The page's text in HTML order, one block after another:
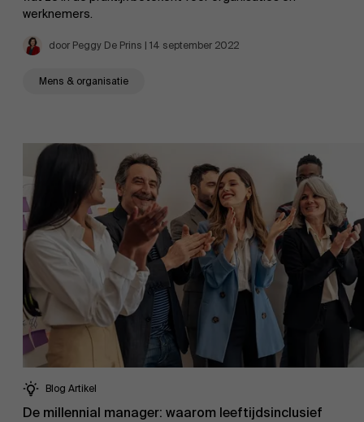
werknemers.
door Peggy De Prins | 14 september 2022
Mens & organisatie
Blog Artikel
De millennial manager: waarom leeftijdsinclusief